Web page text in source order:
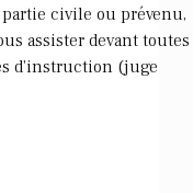
civile ou prévenu,
assister devant toutes
d'instruction (juge